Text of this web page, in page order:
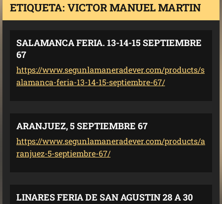
ETIQUETA: VICTOR MANUEL MARTIN
SALAMANCA FERIA. 13-14-15 SEPTIEMBRE
67
https://www.segunlamaneradever.com/products/s
alamanca-feria-13-14-15-septiembre-67/
ARANJUEZ, 5 SEPTIEMBRE 67
https://www.segunlamaneradever.com/products/a
ranjuez-5-septiembre-67/
LINARES FERIA DE SAN AGUSTIN 28 A 30